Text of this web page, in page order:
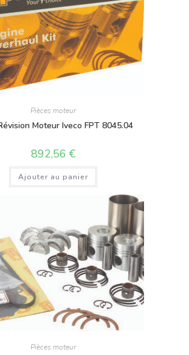
Pièces moteur
Moteur Iveco FPT 8045.04
892,56 €
Ajouter au panier
Pièces moteur